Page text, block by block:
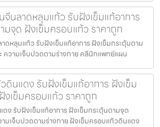
นลาดหลุมแก้ว รับฝังเข็มแก้อาการ
มจุด ฝังเข็มครอบแก้ว ราคาถูก
หลุมแก้ว รับฝังเข็มแก้อาการ ฝังเข็มกระตุ้นตาม
ความเจ็บปวดตามร่างกาย คลีนิกแพทย์แผน
ดินแดง รับฝังเข็มแก้อาการ ฝังเข็ม
เข็มครอบแก้ว ราคาถูก
ง รับฝังเข็มแก้อาการ ฝังเข็มกระตุ้นตามจุด
ามเจ็บปวดตามร่างกาย ฝังเข็มครอบแก้วดินแดง